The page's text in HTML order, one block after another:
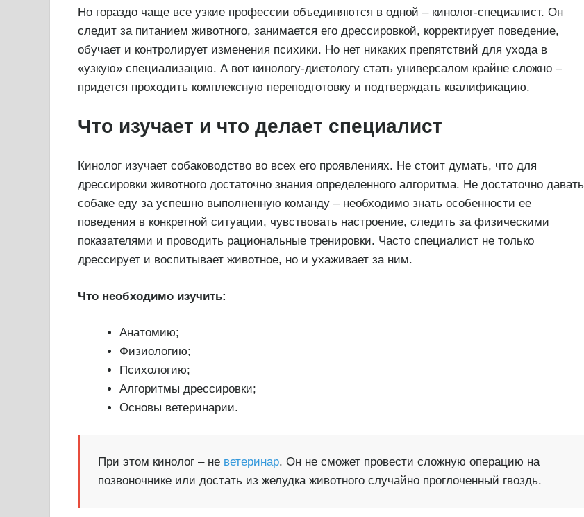
Но гораздо чаще все узкие профессии объединяются в одной – кинолог-специалист. Он
следит за питанием животного, занимается его дрессировкой, корректирует поведение,
обучает и контролирует изменения психики. Но нет никаких препятствий для ухода в
«узкую» специализацию. А вот кинологу-диетологу стать универсалом крайне сложно –
придется проходить комплексную переподготовку и подтверждать квалификацию.
Что изучает и что делает специалист
Кинолог изучает собаководство во всех его проявлениях. Не стоит думать, что для
дрессировки животного достаточно знания определенного алгоритма. Не достаточно давать
собаке еду за успешно выполненную команду – необходимо знать особенности ее
поведения в конкретной ситуации, чувствовать настроение, следить за физическими
показателями и проводить рациональные тренировки. Часто специалист не только
дрессирует и воспитывает животное, но и ухаживает за ним.
Что необходимо изучить:
Анатомию;
Физиологию;
Психологию;
Алгоритмы дрессировки;
Основы ветеринарии.
При этом кинолог – не ветеринар. Он не сможет провести сложную операцию на
позвоночнике или достать из желудка животного случайно проглоченный гвоздь.